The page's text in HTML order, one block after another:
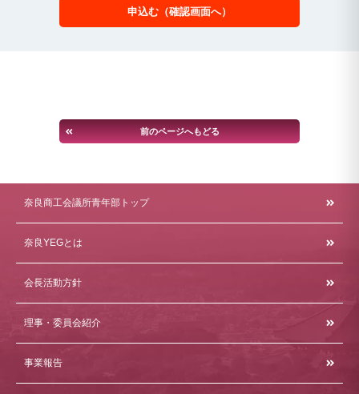
前のページへもどる
奈良商工会議所青年部トップ
奈良YEGとは
会長活動方針
理事・委員会紹介
事業報告